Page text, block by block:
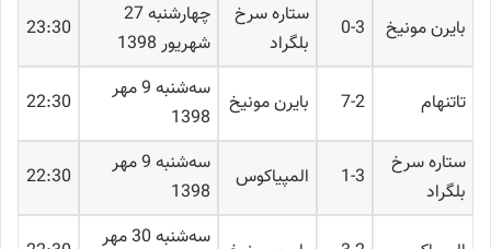
بایرن مونیخ 0-3
ستاره سرخ
بلگراد
چهارشنبه 27
شهریور 1398
23:30
تاتنهام 7-2 بایرن مونیخ
ﺳﻪشنبه 9 مهر
1398
22:30
ستاره سرخ
بلگراد
1-3 المپیاکوس
ﺳﻪشنبه 9 مهر
1398
22:30
ﺳﻪشنبه 30 مهر